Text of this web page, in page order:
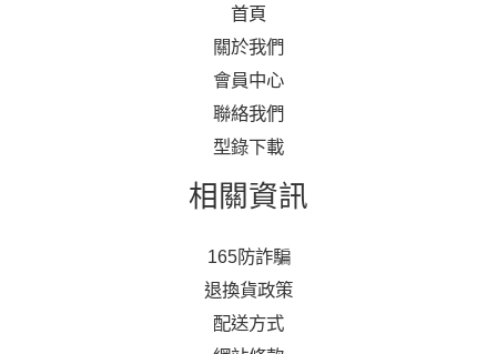
首頁
關於我們
會員中心
聯絡我們
型錄下載
相關資訊
165防詐騙
退換貨政策
配送方式